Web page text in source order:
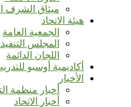
ميثاق الشرف
هيئة الاتحاد
الجمعية العامة
المجلس
اللجان الدائمة
أكاديمية أوسبو
الأخبار
أخبار منظمة
أخبار الاتحاد